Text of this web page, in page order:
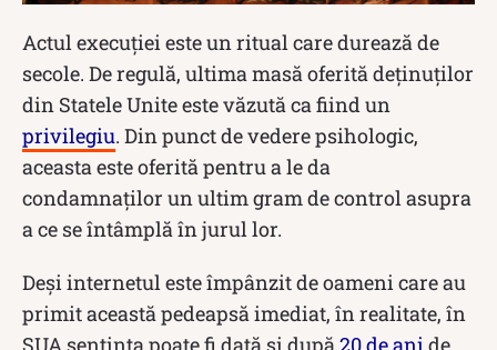
Actul execuției este un ritual care durează de
secole. De regulă, ultima masă oferită deținuților
din Statele Unite este văzută ca fiind un
privilegiu. Din punct de vedere psihologic,
aceasta este oferită pentru a le da
condamnaților un ultim gram de control asupra
a ce se întâmplă în jurul lor.
Deși internetul este împânzit de oameni care au
primit această pedeapsă imediat, în realitate, în
SUA sentința poate fi dată și după20 de anide